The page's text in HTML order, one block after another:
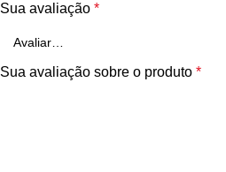
Sua avaliação *
Sua avaliação sobre o produto *